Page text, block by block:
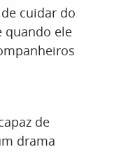
cuidar do
quando ele
de
drama